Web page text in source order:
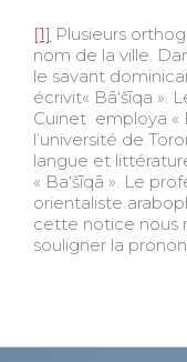
[1] Plusieurs
nom de la ville.
le savant
écrivit« Bā‘šīqa ».
Cuinet employa «
l’université de
langue et
« Ba‘šīqā ». Le
orientaliste
cette notice nous
souligner la